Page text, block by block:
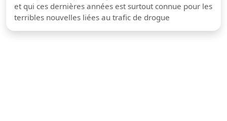
et qui ces dernières années est surtout connue pour les
terribles nouvelles liées au trafic de drogue